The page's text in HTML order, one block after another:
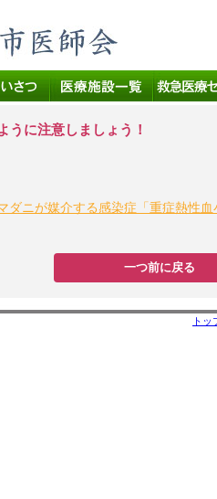
うに注意しましょう！
ダニが媒介する感染症「重症熱性
一つ前に戻る
トッ